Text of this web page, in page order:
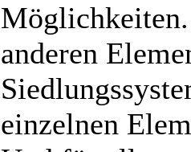
anderen
einzelnen